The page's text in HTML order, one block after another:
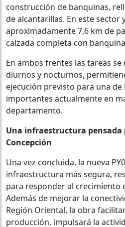
construcción de banquinas,
de alcantarillas. En este sector
aproximadamente 7,6 km de
calzada completa con
En ambos frentes las tareas
diurnos y nocturnos,
ejecución previsto para una de
importantes actualmente en
departamento.
Una infraestructura
Concepción
Una vez concluida, la nueva
infraestructura más segura,
para responder al crecimiento
Además de mejorar la
Región Oriental, la obra
producción, impulsará la